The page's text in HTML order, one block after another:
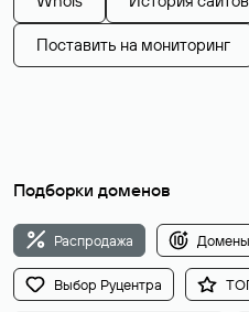
Поставить на мониторинг
Подборки доменов
Распродажа Домены
Выбор Руцентра